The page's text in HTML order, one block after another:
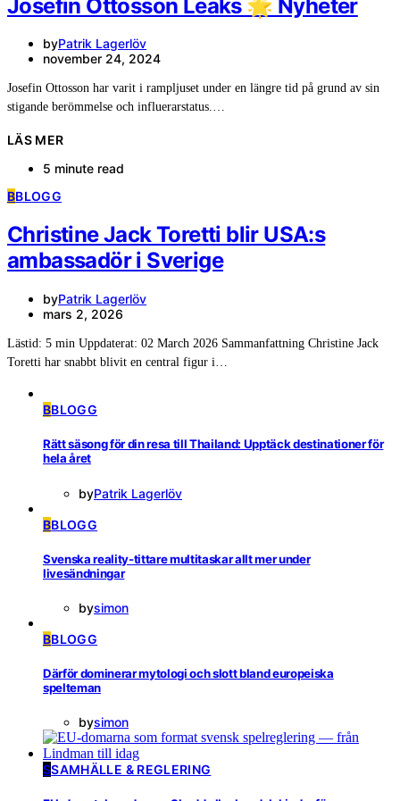
Josefin Ottosson Leaks 🌟 Nyheter
byPatrik Lagerlöv
november 24, 2024
Josefin Ottosson har varit i rampljuset under en längre tid på grund av sin
stigande berömmelse och influerarstatus.…
LÄS MER
5 minute read
BBLOGG
Christine Jack Toretti blir USA:s
ambassadör i Sverige
byPatrik Lagerlöv
mars 2, 2026
Lästid: 5 min Uppdaterat: 02 March 2026 Sammanfattning Christine Jack
Toretti har snabbt blivit en central figur i…
BBLOGG
Rätt säsong för din resa till Thailand: Upptäck destinationer för
hela året
byPatrik Lagerlöv
BBLOGG
Svenska reality-tittare multitaskar allt mer under
livesändningar
bysimon
BBLOGG
Därför dominerar mytologi och slott bland europeiska
spelteman
bysimon
SSAMHÄLLE & REGLERING